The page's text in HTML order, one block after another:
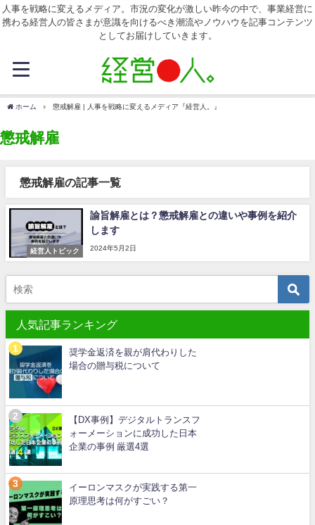
人事を戦略に変えるメディア。市況の変化が激しい昨今の中で、事業経営に
携わる経営人の皆さまが意識を向けるべき潮流やノウハウを記事コンテンツ
としてお届けしていきます。
ホーム 懲戒解雇 | 人事を戦略に変えるメディア『経営人。』
懲戒解雇
懲戒解雇の記事一覧
経営人トピック
諭旨解雇とは？懲戒解雇との違いや事例を紹介
します
2024年5月2日
人気記事ランキング
奨学金返済を親が肩代わりした
場合の贈与税について
【DX事例】デジタルトランスフ
ォーメーションに成功した日本
企業の事例 厳選4選
イーロンマスクが実践する第一
原理思考は何がすごい？